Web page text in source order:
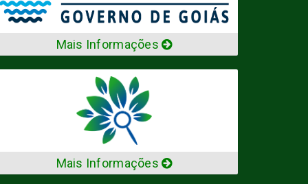
Mais Informações
Mais Informações